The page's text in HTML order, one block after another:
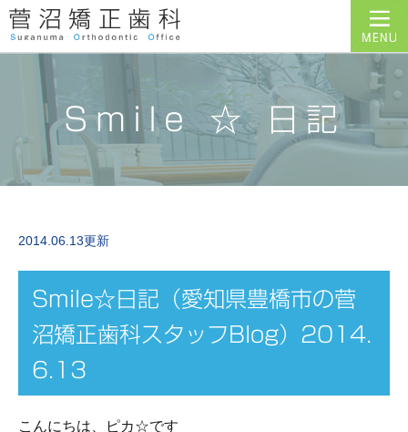
Smile ☆ 日記
2014.06.13更新
Smile☆日記（愛知県豊橋市の菅
沼矯正歯科スタッフBlog）2014.
6.13
こんにちは、ピカ☆です